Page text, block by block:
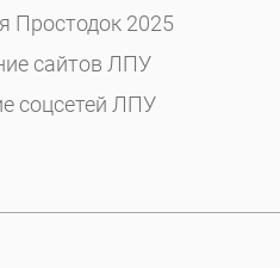
Простодок 2025
сайтов ЛПУ
соцсетей ЛПУ